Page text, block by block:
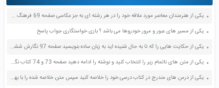
یکی از هنرمندان معاصر مورد علاقه خود را در هر رشته ای به جز عکاسی صفحه 69 فرهنگ و هنر نهم
یکی از مسیر های عبور و مرور خودروها می باشد ؟ بازی خواستگاری جواب پاسخ
یکی از حکایت هایی را که تا به حال شنیده اید به زبان ساده بنویسید صفحه 97 نگارش ششم دبستان
یکی از متن های ناتمام زیر را انتخاب کنید و نوشته را ادامه دهید صفحه 73 و 74 کتاب نگارش فارسی پنجم دبستان
یکی از درس های مندرج در کتاب درسی خود را خلاصه کنید سپس متن خلاصه شده را با بهره گیری از روش های دسته بندی نمودار جدول نقشه مفهومی نشان دهید صفحه 118 نگارش یازدهم